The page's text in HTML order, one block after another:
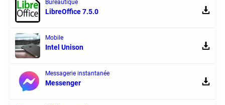
Bureautique
LibreOffice 7.5.0
Mobile
Intel Unison
Messagerie instantanée
Messenger